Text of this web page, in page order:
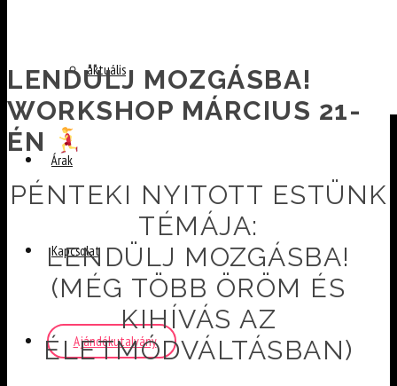
aktuális
Árak
Kapcsolat
Ajándékutalvány
LENDÜLJ MOZGÁSBA!
WORKSHOP MÁRCIUS 21-
ÉN
Posted
on
03-
by
Skoda
PÉNTEKI NYITOTT ESTÜNK
TÉMÁJA:
LENDÜLJ MOZGÁSBA!
(MÉG TÖBB ÖRÖM ÉS
KIHÍVÁS AZ
ÉLETMÓDVÁLTÁSBAN)